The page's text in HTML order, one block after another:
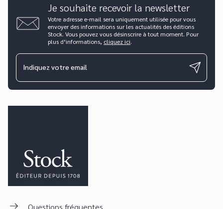
Je souhaite recevoir la newsletter
Votre adresse e-mail sera uniquement utilisée pour vous
envoyer des informations sur les actualités des éditions
Stock. Vous pouvez vous désinscrire à tout moment. Pour
plus d’informations, cliquez ici.
Indiquez votre email
Questions fréquentes